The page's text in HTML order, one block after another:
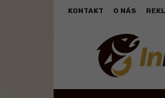
KONTAKT O NÁS